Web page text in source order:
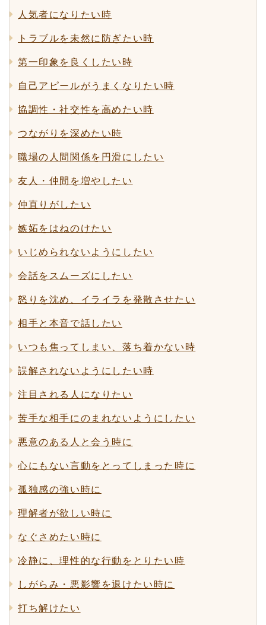
人気者になりたい時
トラブルを未然に防ぎたい時
第一印象を良くしたい時
自己アピールがうまくなりたい時
協調性・社交性を高めたい時
つながりを深めたい時
職場の人間関係を円滑にしたい
友人・仲間を増やしたい
仲直りがしたい
嫉妬をはねのけたい
いじめられないようにしたい
会話をスムーズにしたい
怒りを沈め、イライラを発散させたい
相手と本音で話したい
いつも焦ってしまい、落ち着かない時
誤解されないようにしたい時
注目される人になりたい
苦手な相手にのまれないようにしたい
悪意のある人と会う時に
心にもない言動をとってしまった時に
孤独感の強い時に
理解者が欲しい時に
なぐさめたい時に
冷静に、理性的な行動をとりたい時
しがらみ・悪影響を退けたい時に
打ち解けたい